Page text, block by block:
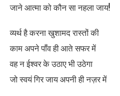
जाने आत्मा को कौन सा नहला जाय!
व्यर्थ है करना खुशामद रास्तों की
काम अपने पाँव ही आते सफर में
वह न ईश्वर के उठाए भी उठेगा
जो स्वयं गिर जाय अपनी ही नज़र में